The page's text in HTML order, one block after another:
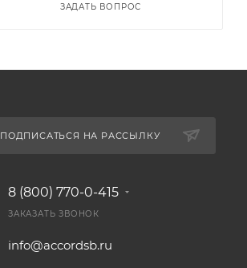
ЗАДАТЬ ВОПРОС
ПОДПИСАТЬСЯ НА РАССЫЛКУ
8 (800) 770-0-415
ЗАКАЗАТЬ ЗВОНОК
info@accordsb.ru